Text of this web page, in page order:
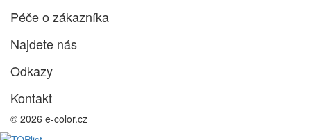
Péče o zákazníka
Najdete nás
Odkazy
Kontakt
© 2026 e-color.cz